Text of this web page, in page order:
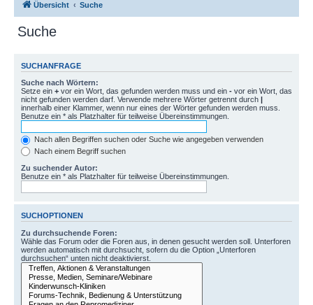
Übersicht Suche
Suche
SUCHANFRAGE
Suche nach Wörtern:
Setze ein + vor ein Wort, das gefunden werden muss und ein - vor ein Wort, das
nicht gefunden werden darf. Verwende mehrere Wörter getrennt durch |
innerhalb einer Klammer, wenn nur eines der Wörter gefunden werden muss.
Benutze ein * als Platzhalter für teilweise Übereinstimmungen.
Nach allen Begriffen suchen oder Suche wie angegeben verwenden
Nach einem Begriff suchen
Zu suchender Autor:
Benutze ein * als Platzhalter für teilweise Übereinstimmungen.
SUCHOPTIONEN
Zu durchsuchende Foren:
Wähle das Forum oder die Foren aus, in denen gesucht werden soll. Unterforen
werden automatisch mit durchsucht, sofern du die Option „Unterforen
durchsuchen“ unten nicht deaktivierst.